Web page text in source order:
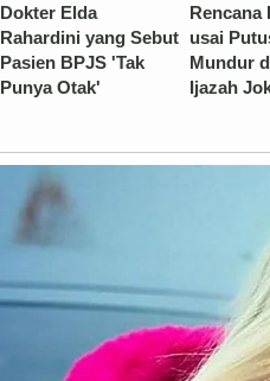
Dokter Elda
Rahardini yang Sebut
Pasien BPJS 'Tak
Punya Otak'
Rencana
usai
Mundur
Ijazah